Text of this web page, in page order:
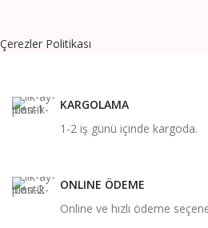
Çerezler Politikası
KARGOLAMA
1-2 iş günü içinde kargoda.
ONLINE ÖDEME
Online ve hızlı ödeme